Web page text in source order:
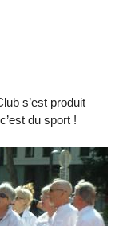
s’est produit
du sport !